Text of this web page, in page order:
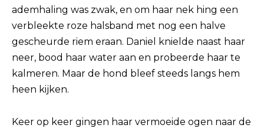
ademhaling was zwak, en om haar nek hing een
verbleekte roze halsband met nog een halve
gescheurde riem eraan. Daniel knielde naast haar
neer, bood haar water aan en probeerde haar te
kalmeren. Maar de hond bleef steeds langs hem
heen kijken.
Keer op keer gingen haar vermoeide ogen naar de